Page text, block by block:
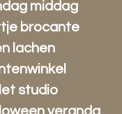
middag
brocante
lachen
studio
veranda